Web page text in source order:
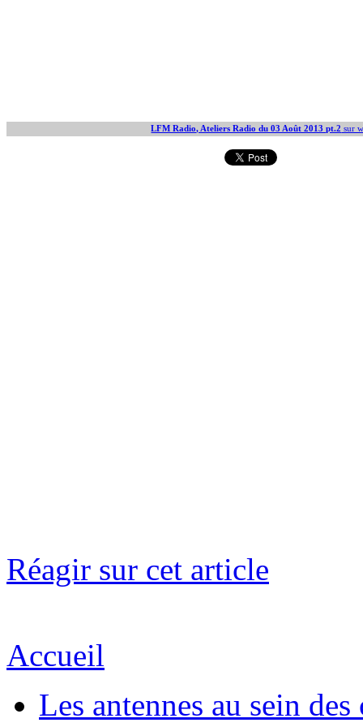
LFM Radio, Ateliers Radio du 03 Août 2013 pt.2 sur
Réagir sur cet article
Accueil
Les antennes au sein des